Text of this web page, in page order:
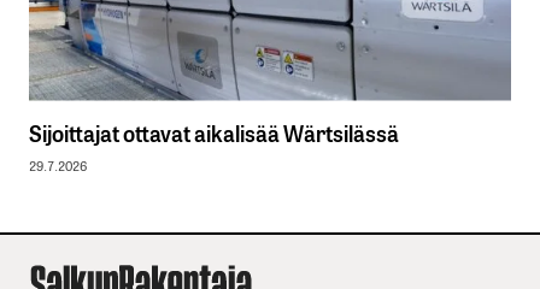
Sijoittajat ottavat aikalisää Wärtsilässä
29.7.2026